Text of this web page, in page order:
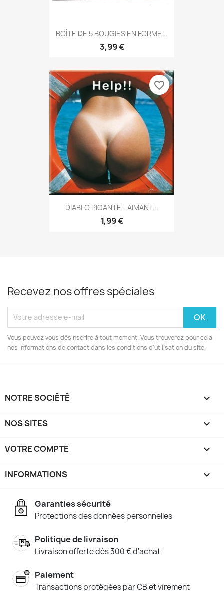
BOÎTE DE 5 BOUGIES EN FORME...
3,99 €
DIABLO PICANTE - AIMANT...
1,99 €
favorite_border
Recevez nos offres spéciales
Vous pouvez vous désinscrire à tout moment. Vous trouverez pour cela
nos informations de contact dans les conditions d'utilisation du site.
NOTRE SOCIÉTÉ 
NOS SITES 
VOTRE COMPTE 
INFORMATIONS keyboard_arrow_down
Garanties sécurité
Protections des données personnelles
Politique de livraison
Livraison offerte dès 300 € d'achat
Paiement
Transactions protégées par CB et virement